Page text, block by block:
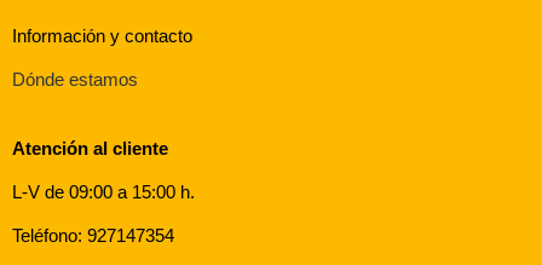
Información y contacto
Dónde estamos
Atención al cliente
L-V de 09:00 a 15:00 h.
Teléfono: 927147354